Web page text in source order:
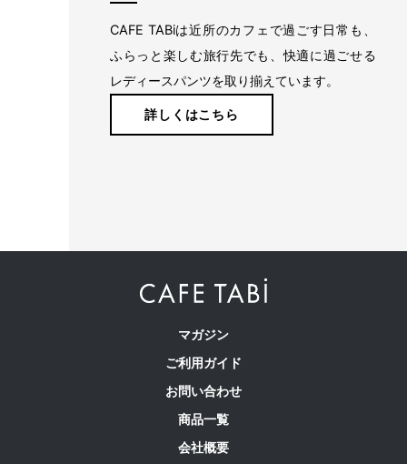
ず、女性なら誰もが抱える体型の悩みに寄り添い、 変化し
やすい女性の体形にしっかりフィット、サポート。 長時間
はいていても疲れにくく、キレイと快適を両立します。
繊維のまちで福山で、年54万本のパンツ
CAFE TABiは近所のカフェで過ごす日常も、
ふらっと楽しむ旅行先でも、快適に過ごせる
レディースパンツを取り揃えています。
詳しくはこちら
マガジン
ご利用ガイド
お問い合わせ
商品一覧
会社概要